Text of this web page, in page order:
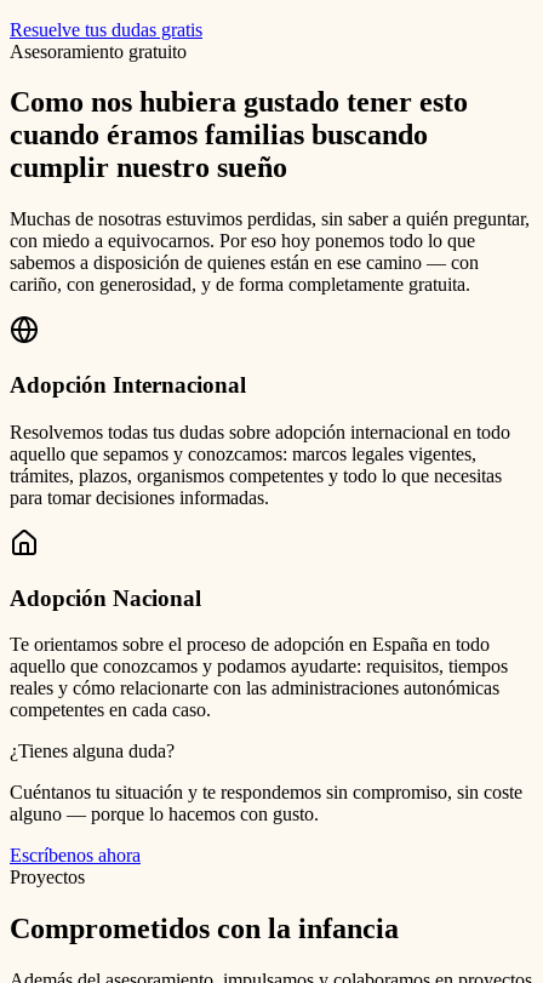
Resuelve tus dudas gratis
Asesoramiento gratuito
Como nos hubiera gustado tener esto
cuando éramos familias buscando
cumplir nuestro sueño
Muchas de nosotras estuvimos perdidas, sin saber a quién preguntar,
con miedo a equivocarnos. Por eso hoy ponemos todo lo que
sabemos a disposición de quienes están en ese camino — con
cariño, con generosidad, y de forma completamente gratuita.
Adopción Internacional
Resolvemos todas tus dudas sobre adopción internacional en todo
aquello que sepamos y conozcamos: marcos legales vigentes,
trámites, plazos, organismos competentes y todo lo que necesitas
para tomar decisiones informadas.
Adopción Nacional
Te orientamos sobre el proceso de adopción en España en todo
aquello que conozcamos y podamos ayudarte: requisitos, tiempos
reales y cómo relacionarte con las administraciones autonómicas
competentes en cada caso.
¿Tienes alguna duda?
Cuéntanos tu situación y te respondemos sin compromiso, sin coste
alguno — porque lo hacemos con gusto.
Escríbenos ahora
Proyectos
Comprometidos con la infancia